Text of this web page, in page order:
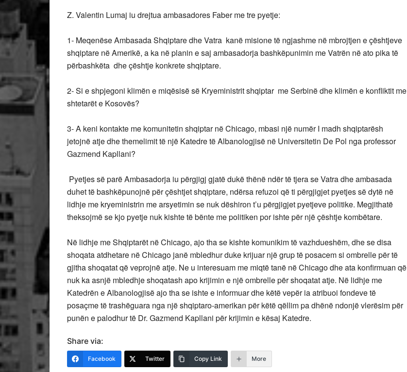
Z. Valentin Lumaj iu drejtua ambasadores Faber me tre pyetje:
1- Meqenëse Ambasada Shqiptare dhe Vatra kanë misione të ngjashme në mbrojtjen e çështjeve
shqiptare në Amerikë, a ka në planin e saj ambasadorja bashkëpunimin me Vatrën në ato pika të
përbashkëta dhe çështje konkrete shqiptare.
2- Si e shpjegoni klimën e miqësisë së Kryeministrit shqiptar me Serbinë dhe klimën e konfliktit me
shtetarët e Kosovës?
3- A keni kontakte me komunitetin shqiptar në Chicago, mbasi një numër I madh shqiptarësh
jetojnë atje dhe themelimit të një Katedre të Albanologjisë në Universitetin De Pol nga professor
Gazmend Kapllani?
Pyetjes së parë Ambasadorja iu përgjigj gjatë dukë thënë ndër të tjera se Vatra dhe ambasada
duhet të bashkëpunojnë për çështjet shqiptare, ndërsa refuzoi që ti përgjigjet pyetjes së dytë në
lidhje me kryeministrin me arsyetimin se nuk dëshiron t’u përgjigjet pyetjeve politike. Megjithatë
theksojmë se kjo pyetje nuk kishte të bënte me politiken por ishte për një çështje kombëtare.
Në lidhje me Shqiptarët në Chicago, ajo tha se kishte komunikim të vazhdueshëm, dhe se disa
shoqata atdhetare në Chicago janë mbledhur duke krijuar një grup të posacem si ombrelle për të
gjitha shoqatat që veprojnë atje. Ne u interesuam me miqtë tanë në Chicago dhe ata konfirmuan që
nuk ka asnjë mbledhje shoqatash apo krijimin e një ombrelle për shoqatat atje. Në lidhje me
Katedrën e Albanologjisë ajo tha se ishte e informuar dhe këtë vepër ia atribuoi fondeve të
posaçme të trashëguara nga një shqiptaro-amerikan për këtë qëllim pa dhënë ndonjë vlerësim për
punën e palodhur të Dr. Gazmend Kapllani për krijimin e kësaj Katedre.
Share via:
Facebook Twitter Copy Link More